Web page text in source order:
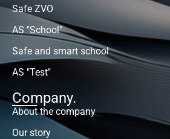
Safe ZVO
AS "School"
Safe and smart school
AS "Test"
Company.
About the company
Our story